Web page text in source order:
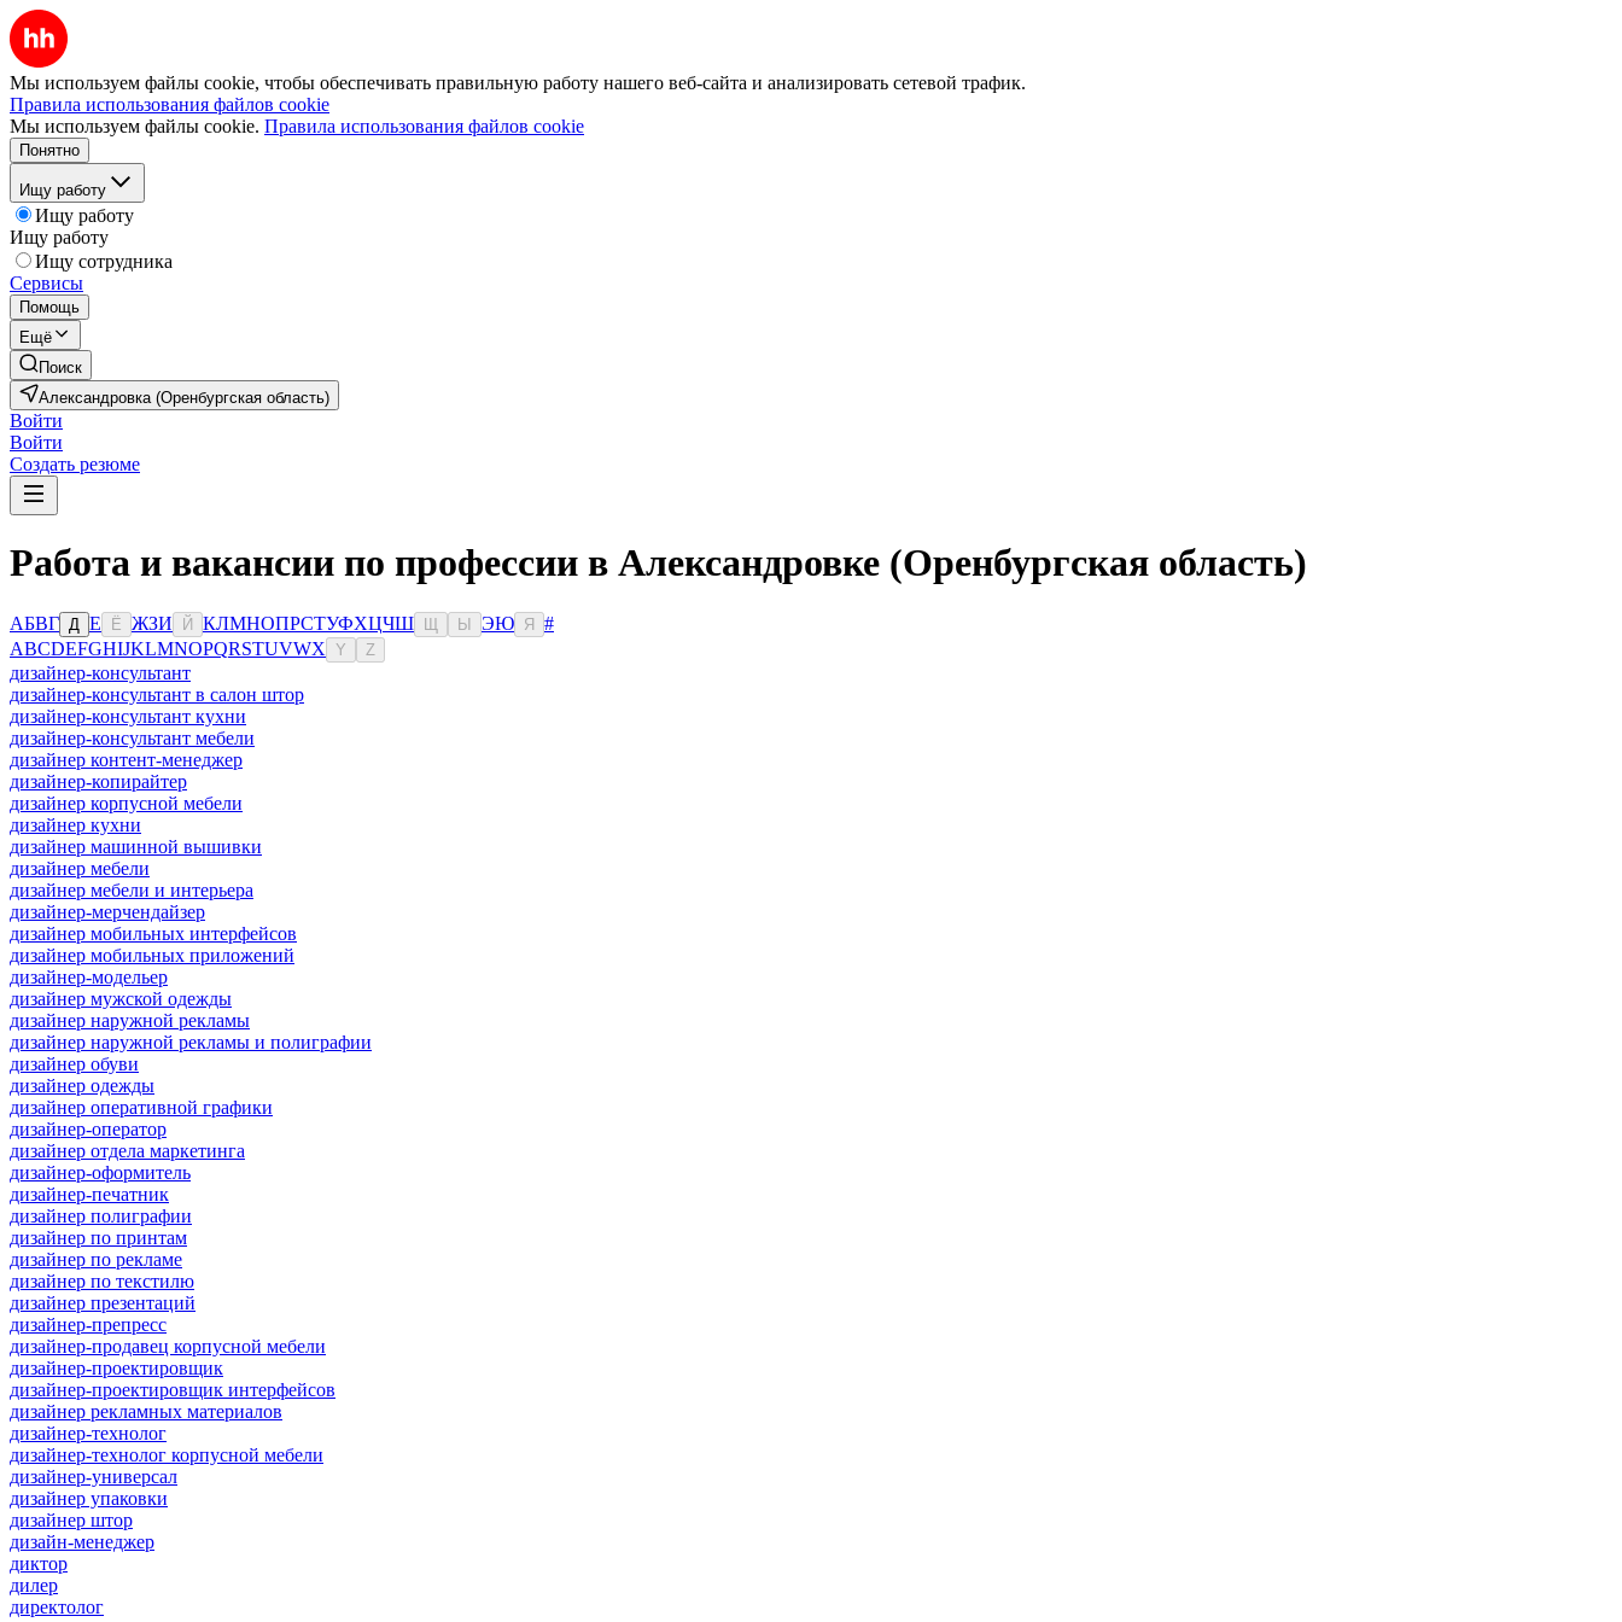
Мы используем файлы cookie, чтобы обеспечивать правильную работу нашего веб-сайта и анализировать сетевой трафик.
Правила использования файлов cookie
Мы используем файлы cookie. Правила использования файлов cookie
Понятно
Ищу работу
Ищу работу
Ищу работу
Ищу сотрудника
Сервисы
Помощь
Ещё
Поиск
Александровка (Оренбургская область)
Войти
Войти
Создать резюме
Работа и вакансии по профессии в Александровке (Оренбургская область)
АБВГ Д Е Ё ЖЗИ Й КЛМНОПРСТУФХЦЧШ Ы ЭЮ Я
#
ABCDEFGHIJKLMNOPQRSTUVWX Y Z
дизайнер-консультант
дизайнер-консультант в салон штор
дизайнер-консультант кухни
дизайнер-консультант мебели
дизайнер контент-менеджер
дизайнер-копирайтер
дизайнер корпусной мебели
дизайнер кухни
дизайнер машинной вышивки
дизайнер мебели
дизайнер мебели и интерьера
дизайнер-мерчендайзер
дизайнер мобильных интерфейсов
дизайнер мобильных приложений
дизайнер-модельер
дизайнер мужской одежды
дизайнер наружной рекламы
дизайнер наружной рекламы и полиграфии
дизайнер обуви
дизайнер одежды
дизайнер оперативной графики
дизайнер-оператор
дизайнер отдела маркетинга
дизайнер-оформитель
дизайнер-печатник
дизайнер полиграфии
дизайнер по принтам
дизайнер по рекламе
дизайнер по текстилю
дизайнер презентаций
дизайнер-препресс
дизайнер-продавец корпусной мебели
дизайнер-проектировщик
дизайнер-проектировщик интерфейсов
дизайнер рекламных материалов
дизайнер-технолог
дизайнер-технолог корпусной мебели
дизайнер-универсал
дизайнер упаковки
дизайнер штор
дизайн-менеджер
диктор
дилер
директолог